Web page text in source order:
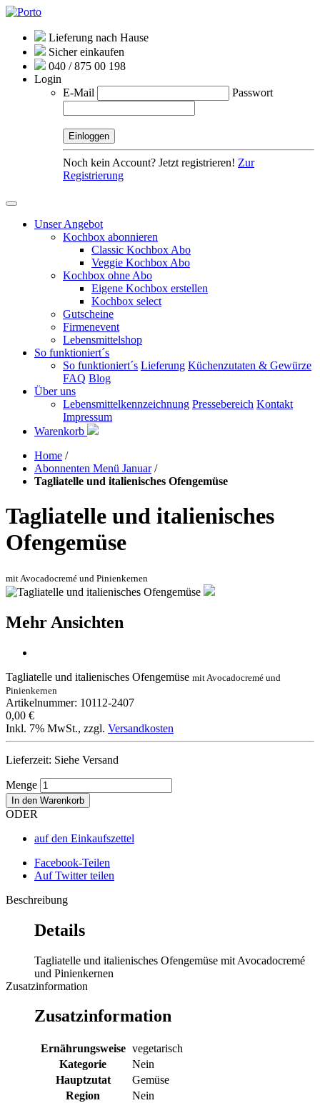
Lieferung nach Hause
Sicher einkaufen
040 / 875 00 198
Login
E-Mail
Passwort
Noch kein Account? Jetzt registrieren! Zur
Registrierung
Unser Angebot
Kochbox abonnieren
Classic Kochbox Abo
Veggie Kochbox Abo
Kochbox ohne Abo
Eigene Kochbox erstellen
Kochbox select
Gutscheine
Firmenevent
Lebensmittelshop
So funktioniert´s
So funktioniert´s Lieferung Küchenzutaten & Gewürze
FAQ Blog
Über uns
Lebensmittelkennzeichnung Pressebereich Kontakt
Impressum
Warenkorb
Home /
Abonnenten Menü Januar /
Tagliatelle und italienisches Ofengemüse
Tagliatelle und italienisches
Ofengemüse
mit Avocadocremé und Pinienkernen
Mehr Ansichten
Tagliatelle und italienisches Ofengemüse mit Avocadocremé und
Pinienkernen
Artikelnummer: 10112-2407
0,00 €
Inkl. 7% MwSt., zzgl. Versandkosten
Lieferzeit: Siehe Versand
Menge
In den Warenkorb
ODER
auf den Einkaufszettel
Facebook-Teilen
Auf Twitter teilen
Beschreibung
Details
Tagliatelle und italienisches Ofengemüse mit Avocadocremé
und Pinienkernen
Zusatzinformation
Zusatzinformation
Ernährungsweise vegetarisch
Kategorie
Nein
Hauptzutat
Gemüse
Region
Nein